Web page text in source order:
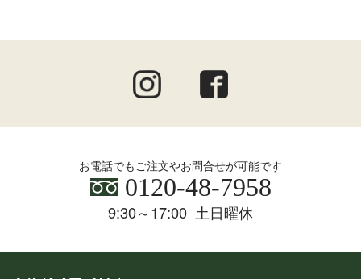
お電話でもご注文やお問合せが可能です
0120-48-7958
9:30～17:00 土日曜休